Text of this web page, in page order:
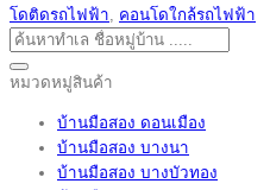
โดติดรถไฟฟ้า
คอนโดใกล้รถไฟฟ้า
ค้นหา:
หมวดหมู่สินค้า
บ้านมือสอง ดอนเมือง
บ้านมือสอง บางนา
บ้านมือสอง บางบัวทอง